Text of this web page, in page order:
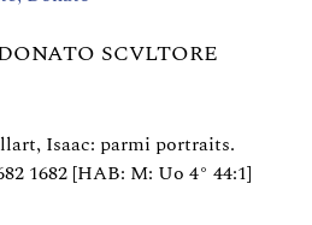
SCVLTORE
Isaac: parmi portraits.
1682 [HAB: M: Uo 4° 44:1]